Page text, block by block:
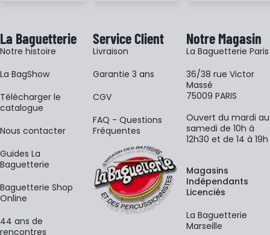
La Baguetterie
Notre histoire
La BagShow
​Télécharger le
catalogue
Nous contacter
Guides La
Baguetterie
Baguetterie Shop
Online
44 ans de
rencontres
Service Client
Livraison
Garantie 3 ans
CGV
FAQ - Questions
Fréquentes
Notre Magasin
La Baguetterie Paris
36/38 rue Victor
Massé
75009 PARIS
Ouvert du mardi au
samedi de 10h à
12h30 et de 14 à 19h
Magasins
Indépendants
Licenciés
La Baguetterie
Marseille